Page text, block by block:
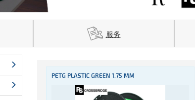
服务
PETG PLASTIC GREEN 1.75 MM